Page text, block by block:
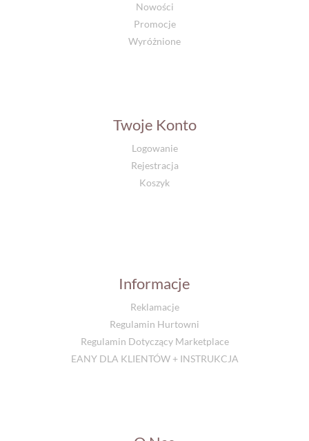
Nowości
Promocje
Wyróżnione
Twoje Konto
Logowanie
Rejestracja
Koszyk
Informacje
Reklamacje
Regulamin Hurtowni
Regulamin Dotyczący Marketplace
EANY DLA KLIENTÓW + INSTRUKCJA